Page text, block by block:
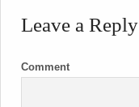
Leave a Reply
Comment